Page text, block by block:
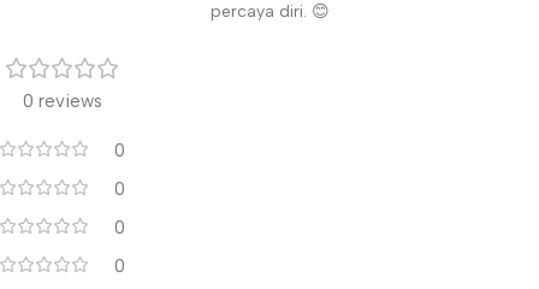
percaya diri. 😊
0 reviews
0
0
0
0